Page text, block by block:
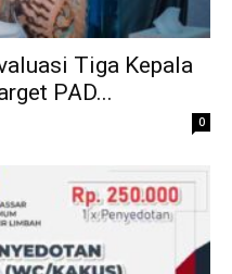
Tiga Kepala
PAD...
0